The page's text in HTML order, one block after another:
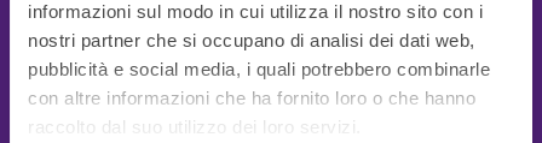
informazioni sul modo in cui utilizza il nostro sito con i
nostri partner che si occupano di analisi dei dati web,
pubblicità e social media, i quali potrebbero combinarle
con altre informazioni che ha fornito loro o che hanno
raccolto dal suo utilizzo dei loro servizi.
Guide Utili